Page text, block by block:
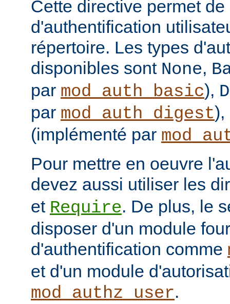
Cette directive permet
d'authentification
répertoire. Les types
disponibles sont None,
par mod_auth_basic),
par mod_auth_digest
(implémenté par
Pour mettre en oeuvre
devez aussi utiliser les
et Require. De plus, le
disposer d'un module
d'authentification comme
et d'un module
mod_authz_user.